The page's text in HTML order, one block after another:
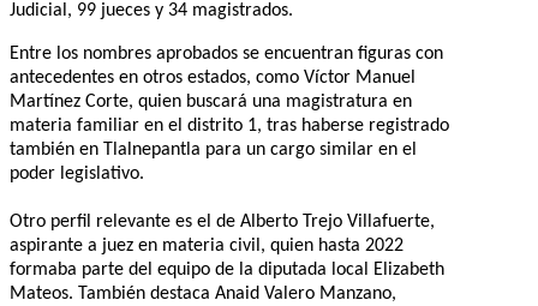
Judicial, 99 jueces y 34 magistrados.
Entre los nombres aprobados se encuentran figuras con
antecedentes en otros estados, como Víctor Manuel
Martínez Corte, quien buscará una magistratura en
materia familiar en el distrito 1, tras haberse registrado
también en Tlalnepantla para un cargo similar en el
poder legislativo.
Otro perfil relevante es el de Alberto Trejo Villafuerte,
aspirante a juez en materia civil, quien hasta 2022
formaba parte del equipo de la diputada local Elizabeth
Mateos. También destaca Anaid Valero Manzano,